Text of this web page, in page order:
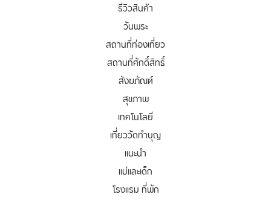
รีวิวสินค้า
วันพระ
สถานที่ท่องเที่ยว
สถานที่ศักดิ์สิทธิ์
สังฆภัณฑ์
สุขภาพ
เทคโนโลยี
เที่ยววัดทำบุญ
แนะนำ
แม่และเด็ก
โรงแรม ที่พัก